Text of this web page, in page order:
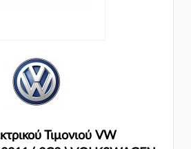
Τιμονιού VW